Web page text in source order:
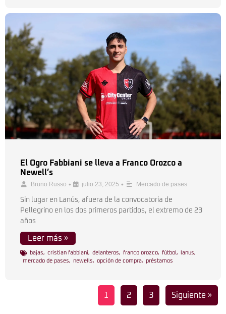
El Ogro Fabbiani se lleva a Franco Orozco a
Newell’s
Bruno Russo • julio 23, 2025 • Mercado de pases
Sin lugar en Lanús, afuera de la convocatoria de
Pellegrino en los dos primeros partidos, el extremo de 23
años
Leer más »
bajas, cristian fabbiani, delanteros, franco orozco, fútbol , lanus,
mercado de pases, newells, opción de compra, préstamos
1 2 3 Siguiente »